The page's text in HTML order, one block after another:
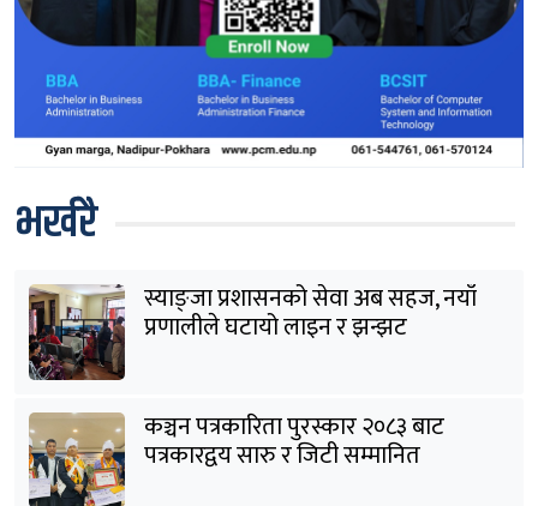
भर्खरै
स्याङ्जा प्रशासनको सेवा अब सहज, नयाँ
प्रणालीले घटायो लाइन र झन्झट
कञ्चन पत्रकारिता पुरस्कार २०८३ बाट
पत्रकारद्वय सारु र जिटी सम्मानित